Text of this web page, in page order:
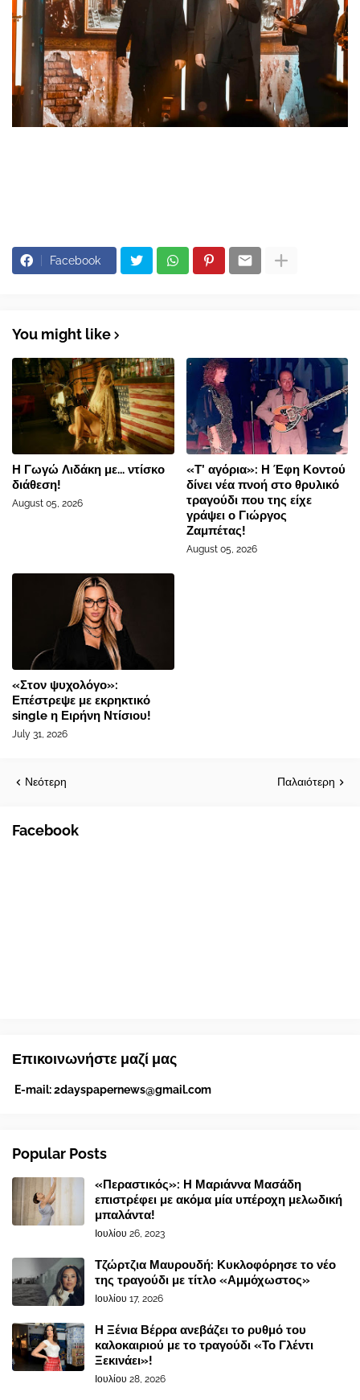
Facebook
You might like
Η Γωγώ Λιδάκη με... ντίσκο
διάθεση!
August 05, 2026
«Τ’ αγόρια»: Η Έφη Κοντού
δίνει νέα πνοή στο θρυλικό
τραγούδι που της είχε
γράψει ο Γιώργος
Ζαμπέτας!
August 05, 2026
«Στον ψυχολόγο»:
Επέστρεψε με εκρηκτικό
single η Ειρήνη Ντίσιου!
July 31, 2026
Νεότερη Παλαιότερη
Facebook
Επικοινωνήστε μαζί μας
E-mail:2dayspapernews@gmail.com
Popular Posts
«Περαστικός»: Η Μαριάννα Μασάδη
επιστρέφει με ακόμα μία υπέροχη μελωδική
μπαλάντα!
Ιουλίου 26, 2023
Τζώρτζια Μαυρουδή: Κυκλοφόρησε το νέο
της τραγούδι με τίτλο «Αμμόχωστος»
Ιουλίου 17, 2026
Η Ξένια Βέρρα ανεβάζει το ρυθμό του
καλοκαιριού με το τραγούδι «Το Γλέντι
Ξεκινάει»!
Ιουλίου 28, 2026